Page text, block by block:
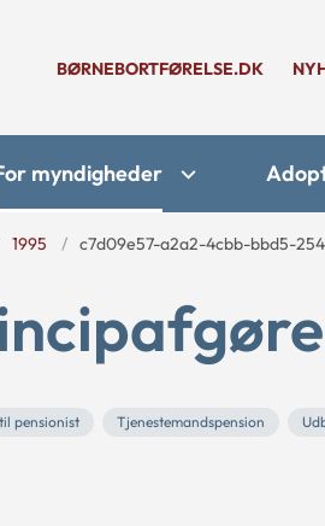
BØRNEBORTFØRELSE.DK
myndigheder
1995 c7d09e57-a2a2-4cbb-bbd5-
pensionist Tjenestemandspension